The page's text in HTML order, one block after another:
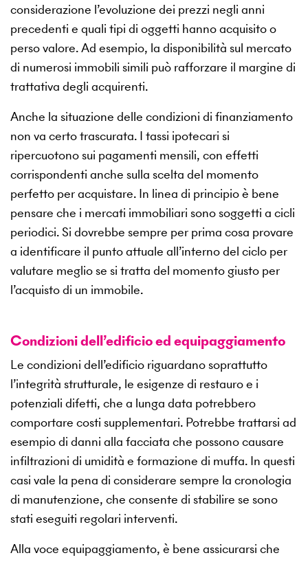
considerazione l’evoluzione dei prezzi negli anni
precedenti e quali tipi di oggetti hanno acquisito o
perso valore. Ad esempio, la disponibilità sul mercato
di numerosi immobili simili può rafforzare il margine di
trattativa degli acquirenti.
Anche la situazione delle condizioni di finanziamento
non va certo trascurata. I tassi ipotecari si
ripercuotono sui pagamenti mensili, con effetti
corrispondenti anche sulla scelta del momento
perfetto per acquistare. In linea di principio è bene
pensare che i mercati immobiliari sono soggetti a cicli
periodici. Si dovrebbe sempre per prima cosa provare
a identificare il punto attuale all’interno del ciclo per
valutare meglio se si tratta del momento giusto per
l’acquisto di un immobile.
Condizioni dell’edificio ed equipaggiamento
Le condizioni dell’edificio riguardano soprattutto
l’integrità strutturale, le esigenze di restauro e i
potenziali difetti, che a lunga data potrebbero
comportare costi supplementari. Potrebbe trattarsi ad
esempio di danni alla facciata che possono causare
infiltrazioni di umidità e formazione di muffa. In questi
casi vale la pena di considerare sempre la cronologia
di manutenzione, che consente di stabilire se sono
stati eseguiti regolari interventi.
Alla voce equipaggiamento, è bene assicurarsi che